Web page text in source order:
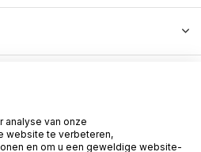
analyse van onze
website te verbeteren,
en om u een geweldige website-